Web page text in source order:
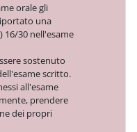
orale gli
una
16/30 nell'esame
sostenuto
scritto.
all'esame
prendere
dei propri